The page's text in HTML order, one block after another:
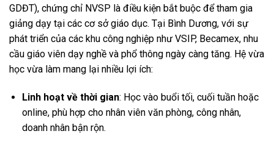
GDĐT), chứng chỉ NVSP là điều kiện bắt buộc để tham gia
giảng dạy tại các cơ sở giáo dục. Tại Bình Dương, với sự
phát triển của các khu công nghiệp như VSIP, Becamex, nhu
cầu giáo viên dạy nghề và phổ thông ngày càng tăng. Hệ vừa
học vừa làm mang lại nhiều lợi ích:
Linh hoạt về thời gian: Học vào buổi tối, cuối tuần hoặc
online, phù hợp cho nhân viên văn phòng, công nhân,
doanh nhân bận rộn.